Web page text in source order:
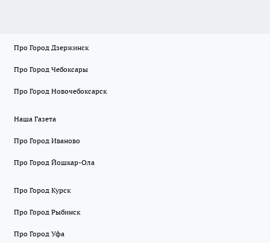
Про Город Дзержинск
Про Город Чебоксары
Про Город Новочебоксарск
Наша Газета
Про Город Иваново
Про Город Йошкар-Ола
Про Город Курск
Про Город Рыбинск
Про Город Уфа